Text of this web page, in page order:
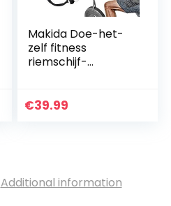
Makida Doe-het-
zelf fitness
riemschijf-
fitnessstudio, 1,8 m
€39.99
Additional information